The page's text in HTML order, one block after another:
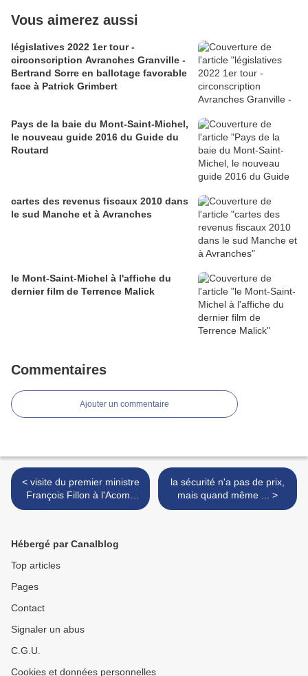
Vous aimerez aussi
législatives 2022 1er tour -
circonscription Avranches Granville -
Bertrand Sorre en ballotage favorable
face à Patrick Grimbert
Pays de la baie du Mont-Saint-Michel,
le nouveau guide 2016 du Guide du
Routard
cartes des revenus fiscaux 2010 dans
le sud Manche et à Avranches
le Mont-Saint-Michel à l'affiche du
dernier film de Terrence Malick
Commentaires
Ajouter un commentaire
< visite du premier ministre
François Fillon à l'Acome
près de Mortain (50)
la sécurité n'a pas de prix,
mais quand même ... >
Hébergé par Canalblog
Top articles
Pages
Contact
Signaler un abus
C.G.U.
Cookies et données personnelles